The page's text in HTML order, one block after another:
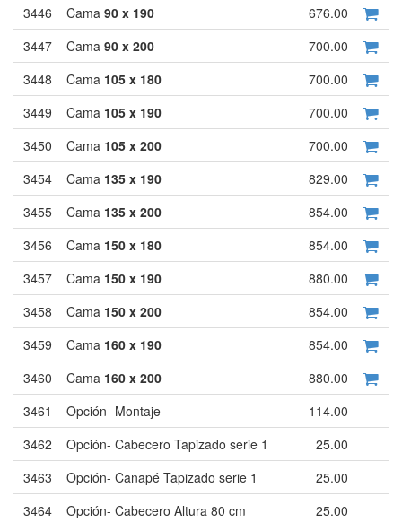
3446 Cama 90 x 190
676.00
3447
Cama 90 x 200
700.00
3448
Cama 105 x 180
700.00
3449
Cama 105 x 190
700.00
3450
Cama 105 x 200
700.00
3454
Cama 135 x 190
829.00
3455
Cama 135 x 200
854.00
3456
Cama 150 x 180
854.00
3457
Cama 150 x 190
880.00
3458
Cama 150 x 200
854.00
3459
Cama 160 x 190
854.00
3460
Cama 160 x 200
880.00
3461
Opción- Montaje
114.00
3462
Opción- Cabecero Tapizado serie 1
25.00
3463
Opción- Canapé Tapizado serie 1
25.00
3464
Opción- Cabecero Altura 80 cm 25.00